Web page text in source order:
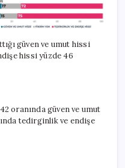
güven ve umut hissi
hissi yüzde 46
oranında güven ve umut
tedirginlik ve endişe